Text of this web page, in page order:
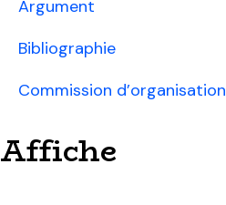
Argument
Bibliographie
Commission d’organisation
Affiche